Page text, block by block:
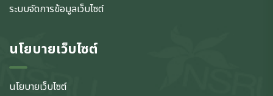
ระบบจัดการข้อมูลเว็บไซต์
นโยบายเว็บไซต์
นโยบายเว็บไซต์